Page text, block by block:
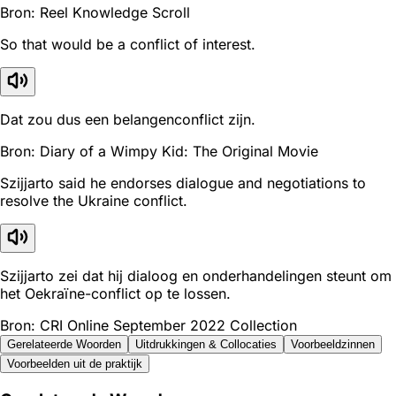
Bron: Reel Knowledge Scroll
So that would be a conflict of interest.
Dat zou dus een belangenconflict zijn.
Bron: Diary of a Wimpy Kid: The Original Movie
Szijjarto said he endorses dialogue and negotiations to
resolve the Ukraine conflict.
Szijjarto zei dat hij dialoog en onderhandelingen steunt om
het Oekraïne-conflict op te lossen.
Bron: CRI Online September 2022 Collection
Gerelateerde Woorden Uitdrukkingen & Collocaties
Voorbeeldzinnen
Voorbeelden uit de praktijk